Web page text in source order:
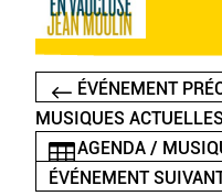
ÉVÉNEMENT
MUSIQUES ACTUELLES
AGENDA /
ÉVÉNEMENT